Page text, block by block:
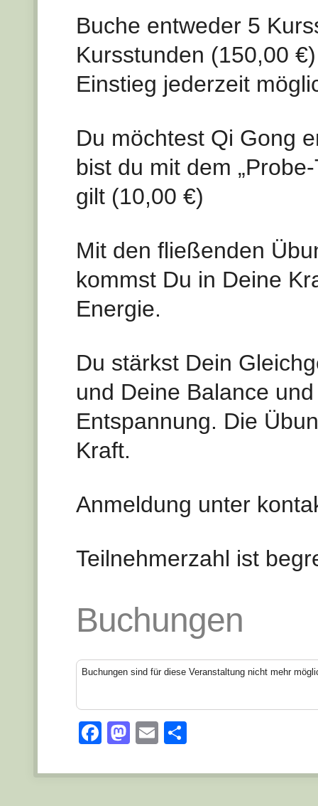
Buche entweder 5
Kursstunden (150,00
Einstieg jederzeit
Du möchtest Qi Gong
bist du mit dem
gilt (10,00 €)
Mit den fließenden
kommst Du in Deine
Energie.
Du stärkst Dein
und Deine Balance
Entspannung. Die
Kraft.
Anmeldung unter
Teilnehmerzahl ist
Buchungen
Buchungen sind für diese Veranstaltung nicht mehr
Facebook
Mastodon
Email